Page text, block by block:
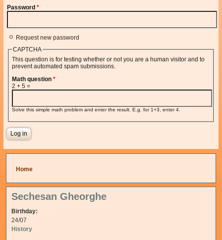
Password*
Request new password
CAPTCHA
This question is for testing whether or not you are a human visitor and to
prevent automated spam submissions.
Math question*
2 + 5 =
Solve this simple math problem and enter the result. E.g. for 1+3, enter 4.
You are here
Home
Sechesan Gheorghe
Birthday:
24/07
History